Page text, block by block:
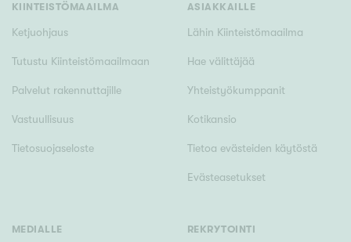
Ominaisuudet
Hissi
Oma sauna
KIINTEISTÖMAAILMA
Ketjuohjaus
Tutustu Kiinteistömaailmaan
Palvelut rakennuttajille
Vastuullisuus
Tietosuojaseloste
ASIAKKAILLE
Lähin Kiinteistömaailma
Hae välittäjää
Yhteistyökumppanit
Kotikansio
Tietoa evästeiden käytöstä
Evästeasetukset
MEDIALLE REKRYTOINTI